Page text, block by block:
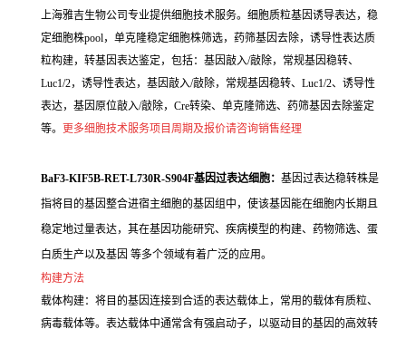
上海雅吉生物公司专业提供细胞技术服务。细胞质粒基因诱导表达，稳
定细胞株pool，单克隆稳定细胞株筛选，药筛基因去除，诱导性表达质
粒构建，转基因表达鉴定，包括：基因敲入/敲除，常规基因稳转、
Luc1/2，诱导性表达，基因敲入/敲除，常规基因稳转、Luc1/2、诱导性
表达，基因原位敲入/敲除，Cre转染、单克隆筛选、药筛基因去除鉴定
等。 更多细胞技术服务项目周期及报价请咨询销售经理
BaF3-KIF5B-RET-L730R-S904F基因过表达细胞： 基因过表达稳转株是
指将目的基因整合进宿主细胞的基因组中，使该基因能在细胞内长期且
稳定地过量表达，其在基因功能研究、疾病模型的构建、药物筛选、蛋
白质生产以及基因 等多个领域有着广泛的应用。
构建方法
载体构建：将目的基因连接到合适的表达载体上，常用的载体有质粒、
病毒载体等。表达载体中通常含有强启动子，以驱动目的基因的高效转